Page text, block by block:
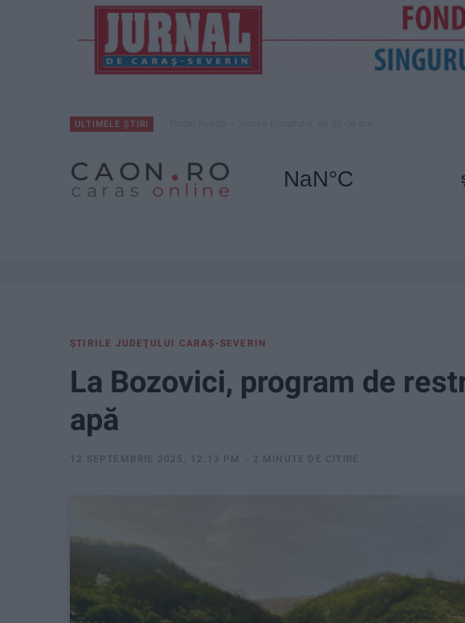
ULTIMELE ȘTIRI
ŞTIRILE JUDEŢULUI CARAŞ-SEVERIN
La Bozovici, program de
apă
12 SEPTEMBRIE 2025, 12:13 PM 2 MINUTE DE CITIRE